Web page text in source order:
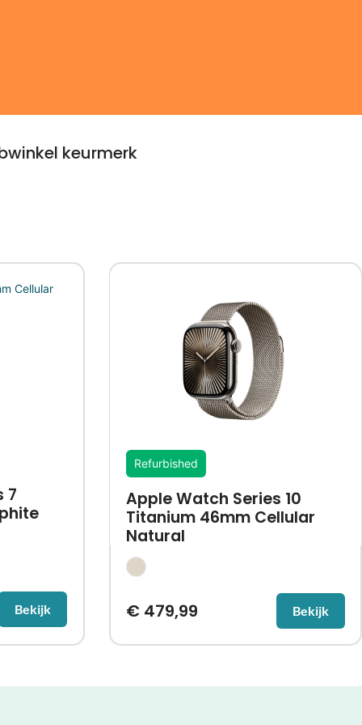
keurmerk
7
Bekijk
Refurbished
Apple Watch Series 10
Titanium 46mm Cellular
Natural
€ 479,99 Bekijk